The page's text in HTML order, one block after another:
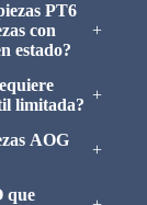
PT6
con
estado?
+
limitada?
+
AOG
+
que